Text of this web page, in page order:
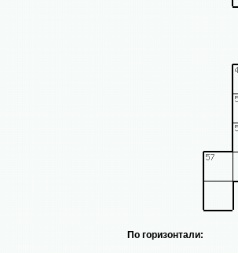
По горизонтали: